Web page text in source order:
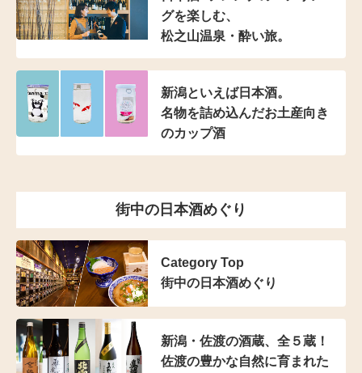
グを楽しむ、
松之山温泉・酔い旅。
新潟といえば日本酒。
名物を詰め込んだお土産向き
のカップ酒
街中の日本酒めぐり
Category Top
街中の日本酒めぐり
新潟・佐渡の酒蔵、全５蔵！
佐渡の豊かな自然に育まれた